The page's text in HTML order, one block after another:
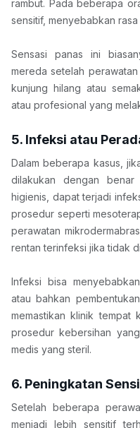
rambut. Pada beberapa
sensitif, menyebabkan
Sensasi panas ini
mereda setelah
kunjung hilang atau
atau profesional yang
5. Infeksi atau
Dalam beberapa kasus,
dilakukan dengan
higienis, dapat terjadi
prosedur seperti
perawatan
rentan terinfeksi jika tidak
Infeksi bisa
atau bahkan
memastikan klinik tempat
prosedur kebersihan
medis yang steril.
6. Peningkatan
Setelah beberapa
menjadi lebih sensitif